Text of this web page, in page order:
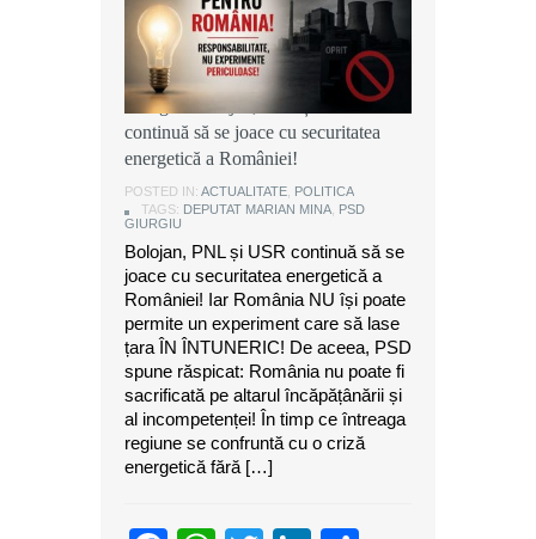
Marian Mina, deputat PSD de
Giurgiu: Bolojan, PNL și USR
continuă să se joace cu securitatea
energetică a României!
POSTED IN: ACTUALITATE POLITICA
TAGS: DEPUTAT MARIAN MINA PSD
GIURGIU
Bolojan, PNL și USR continuă să se
joace cu securitatea energetică a
României! Iar România NU își poate
permite un experiment care să lase
țara ÎN ÎNTUNERIC! De aceea, PSD
spune răspicat: România nu poate fi
sacrificată pe altarul încăpățânării și
al incompetenței! În timp ce întreaga
regiune se confruntă cu o criză
energetică fără […]